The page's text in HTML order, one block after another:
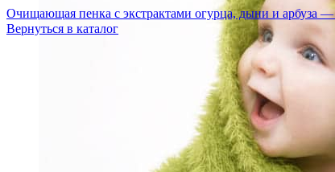
Очищающая пенка с экстрактами огурца, дыни и арбуза —
Вернуться в каталог